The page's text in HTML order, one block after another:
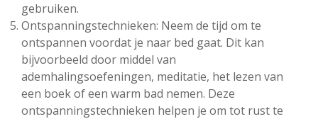
gebruiken.
Ontspanningstechnieken: Neem de tijd om te
ontspannen voordat je naar bed gaat. Dit kan
bijvoorbeeld door middel van
ademhalingsoefeningen, meditatie, het lezen van
een boek of een warm bad nemen. Deze
ontspanningstechnieken helpen je om tot rust te